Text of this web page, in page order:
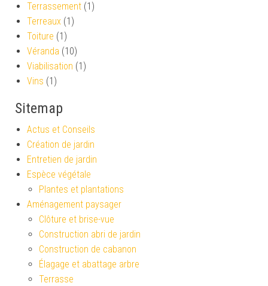
Terrassement (1)
Terreaux (1)
Toiture (1)
Véranda (10)
Viabilisation (1)
Vins (1)
Sitemap
Actus et Conseils
Création de jardin
Entretien de jardin
Espèce végétale
Plantes et plantations
Aménagement paysager
Clôture et brise-vue
Construction abri de jardin
Construction de cabanon
Élagage et abattage arbre
Terrasse